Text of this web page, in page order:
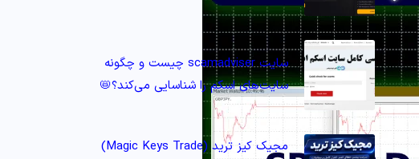
سایت scamadviser چیست و چگونه
سایت‌های اسکم را شناسایی می‌کند؟📛
مجیک کیز ترید (Magic Keys Trade)